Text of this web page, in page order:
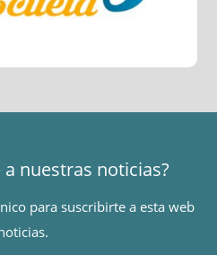
nuestras noticias?
para suscribirte a esta web